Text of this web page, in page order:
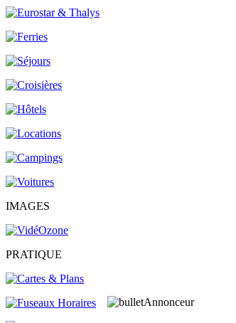
IMAGES
PRATIQUE
Annonceur